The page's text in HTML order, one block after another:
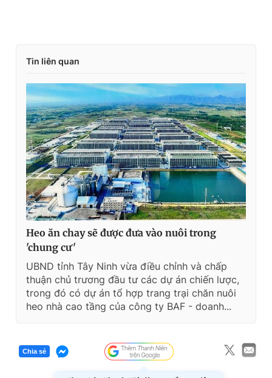
Tin liên quan
Heo ăn chay sẽ được đưa vào nuôi trong
'chung cư'
UBND tỉnh Tây Ninh vừa điều chỉnh và chấp
thuận chủ trương đầu tư các dự án chiến lược,
trong đó có dự án tổ hợp trang trại chăn nuôi
heo nhà cao tầng của công ty BAF - doanh...
Chia sẻ